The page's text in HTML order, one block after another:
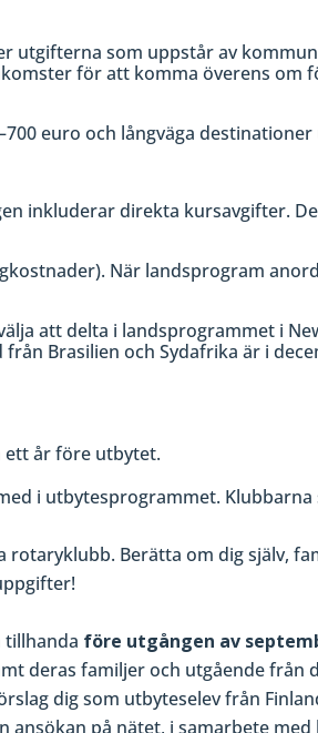
utgifterna som uppstår av
för att komma överens om
euro och långväga
inkluderar direkta kursavgifter.
När landsprogram
att delta i landsprogrammet i
Brasilien och Sydafrika är i
år före utbytet.
i utbytesprogrammet.
Berätta om dig själv,
före utgången av
deras familjer och utgående från
dig som utbyteselev från
på nätet, i samarbete